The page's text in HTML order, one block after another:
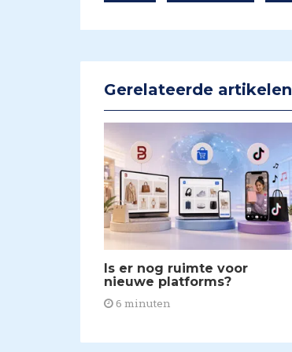
Gerelateerde artikelen
Is er nog ruimte voor
nieuwe platforms?
6 minuten